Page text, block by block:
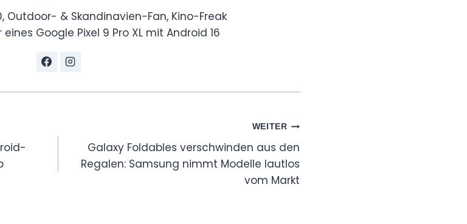
Outdoor- & Skandinavien-Fan, Kino-Freak
Google Pixel 9 Pro XL mit Android 16
WEITER
Galaxy Foldables verschwinden aus den
Regalen: Samsung nimmt Modelle lautlos
vom Markt